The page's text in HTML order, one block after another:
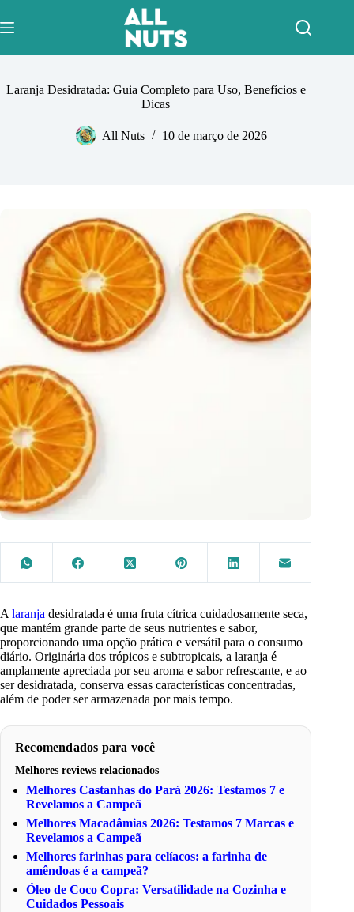
para
o
Laranja Desidratada: Guia Completo para Uso, Benefícios e
Dicas
All Nuts 10 de março de 2026
A laranja desidratada é uma fruta cítrica cuidadosamente seca,
que mantém grande parte de seus nutrientes e sabor,
proporcionando uma opção prática e versátil para o consumo
diário. Originária dos trópicos e subtropicais, a laranja é
amplamente apreciada por seu aroma e sabor refrescante, e ao
ser desidratada, conserva essas características concentradas,
além de poder ser armazenada por mais tempo.
Recomendados para você
Melhores reviews relacionados
Melhores Castanhas do Pará 2026: Testamos 7 e
Revelamos a Campeã
Melhores Macadâmias 2026: Testamos 7 Marcas e
Revelamos a Campeã
Melhores farinhas para celíacos: a farinha de
amêndoas é a campeã?
Óleo de Coco Copra: Versatilidade na Cozinha e
Cuidados Pessoais